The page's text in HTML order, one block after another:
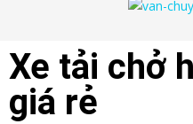
Xe tải chở
giá rẻ